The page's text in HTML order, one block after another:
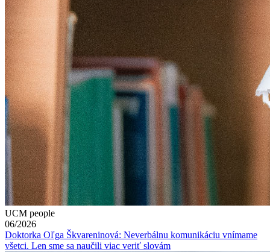
UCM people
06/2026
Doktorka Oľga Škvareninová: Neverbálnu komunikáciu vnímame
všetci. Len sme sa naučili viac veriť slovám